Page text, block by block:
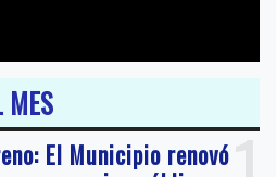
MES
El Municipio renovó